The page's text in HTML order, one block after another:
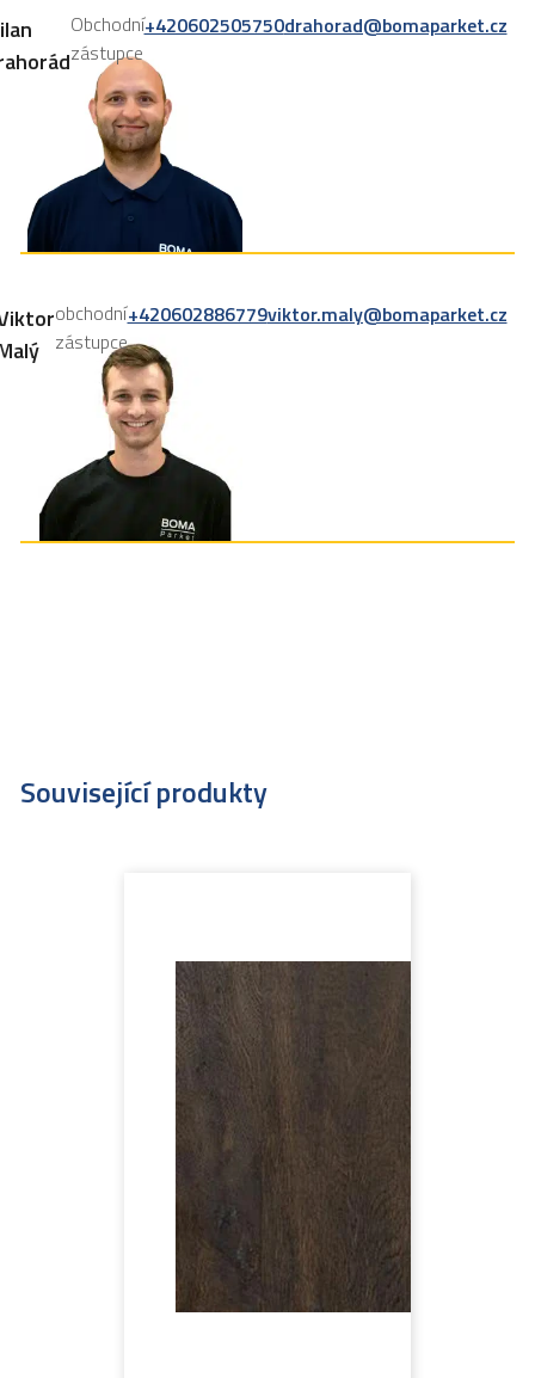
Obchodní
zástupce
+420602505750drahorad@bomaparket.cz
obchodní
zástupce
+420602886779viktor.maly@bomaparket.cz
Související produkty